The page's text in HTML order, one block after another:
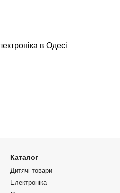
в Одесі
Каталог
Дитячі товари
Електроніка